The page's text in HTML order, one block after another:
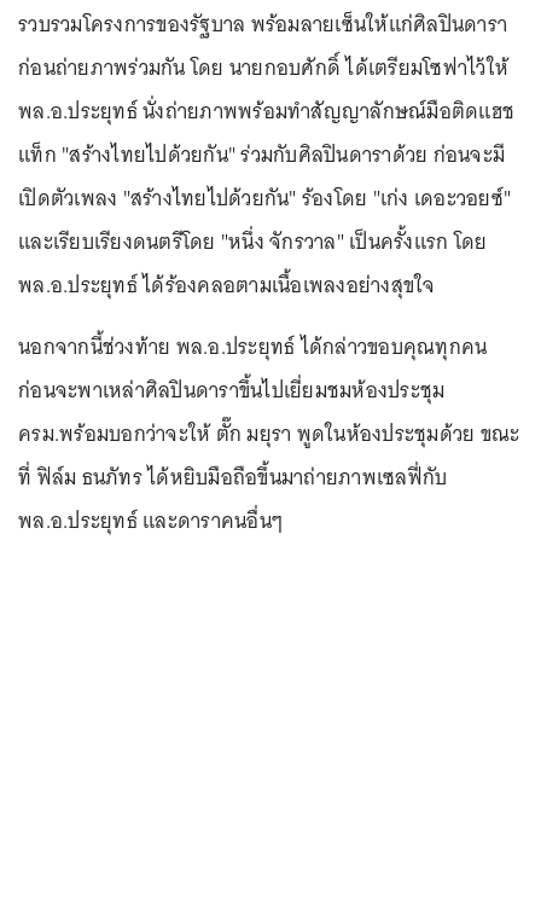
รวบรวมโครงการของรัฐบาล พร้อมลายเซ็นให้แก่ศิลปินดารา
ก่อนถ่ายภาพร่วมกัน โดย นายกอบศักดิ์ ได้เตรียมโซฟาไว้ให้
พล.อ.ประยุทธ์ นั่งถ่ายภาพพร้อมทำสัญญาลักษณ์มือติดแฮช
แท็ก "สร้างไทยไปด้วยกัน" ร่วมกับศิลปินดาราด้วย ก่อนจะมี
เปิดตัวเพลง "สร้างไทยไปด้วยกัน" ร้องโดย "เก่ง เดอะวอยซ์"
และเรียบเรียงดนตรีโดย "หนึ่ง จักรวาล" เป็นครั้งแรก โดย
พล.อ.ประยุทธ์ ได้ร้องคลอตามเนื้อเพลงอย่างสุขใจ
นอกจากนี้ช่วงท้าย พล.อ.ประยุทธ์ ได้กล่าวขอบคุณทุกคน
ก่อนจะพาเหล่าศิลปินดาราขึ้นไปเยี่ยมชมห้องประชุม
ครม.พร้อมบอกว่าจะให้ ตั๊ก มยุรา พูดในห้องประชุมด้วย ขณะ
ที่ ฟิล์ม ธนภัทร ได้หยิบมือถือขึ้นมาถ่ายภาพเซลฟี่กับ
พล.อ.ประยุทธ์ และดาราคนอื่นๆ